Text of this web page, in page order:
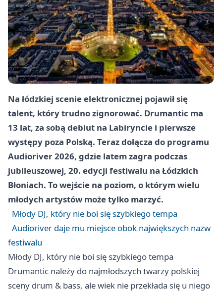
Na łódzkiej scenie elektronicznej pojawił się
talent, który trudno zignorować. Drumantic ma
13 lat, za sobą debiut na Labiryncie i pierwsze
występy poza Polską. Teraz dołącza do programu
Audioriver 2026, gdzie latem zagra podczas
jubileuszowej, 20. edycji festiwalu na Łódzkich
Błoniach. To wejście na poziom, o którym wielu
młodych artystów może tylko marzyć.
Młody DJ, który nie boi się szybkiego tempa
Audioriver daje mu miejsce obok największych nazw
festiwalu
Młody DJ, który nie boi się szybkiego tempa
Drumantic należy do najmłodszych twarzy polskiej
sceny drum & bass, ale wiek nie przekłada się u niego